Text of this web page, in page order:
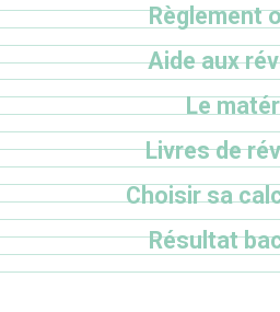
Règlement
Aide aux
Le
Livres de
Choisir sa
Résultat